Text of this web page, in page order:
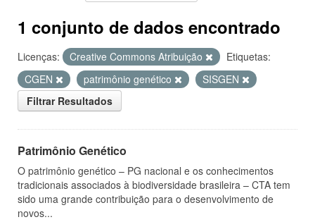
1 conjunto de dados encontrado
Licenças: Creative Commons Atribuição
Etiquetas:
CGEN
patrimônio genético
SISGEN
Filtrar Resultados
Patrimônio Genético
O patrimônio genético – PG nacional e os conhecimentos
tradicionais associados à biodiversidade brasileira – CTA tem
sido uma grande contribuição para o desenvolvimento de
novos...